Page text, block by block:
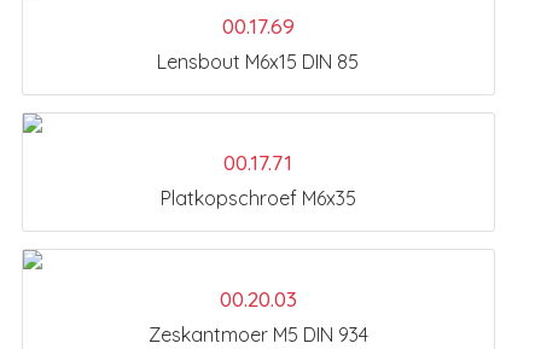
00.17.69
Lensbout M6x15 DIN 85
00.17.71
Platkopschroef M6x35
00.20.03
Zeskantmoer M5 DIN 934